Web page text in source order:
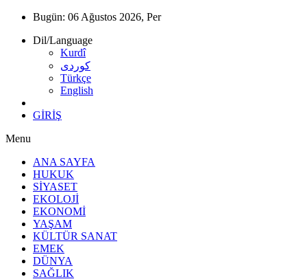
Bugün: 06 Ağustos 2026, Per
Dil/Language
Kurdî
كوردى
Türkçe
English
GİRİŞ
Menu
ANA SAYFA
HUKUK
SİYASET
EKOLOJİ
EKONOMİ
YAŞAM
KÜLTÜR SANAT
EMEK
DÜNYA
SAĞLIK